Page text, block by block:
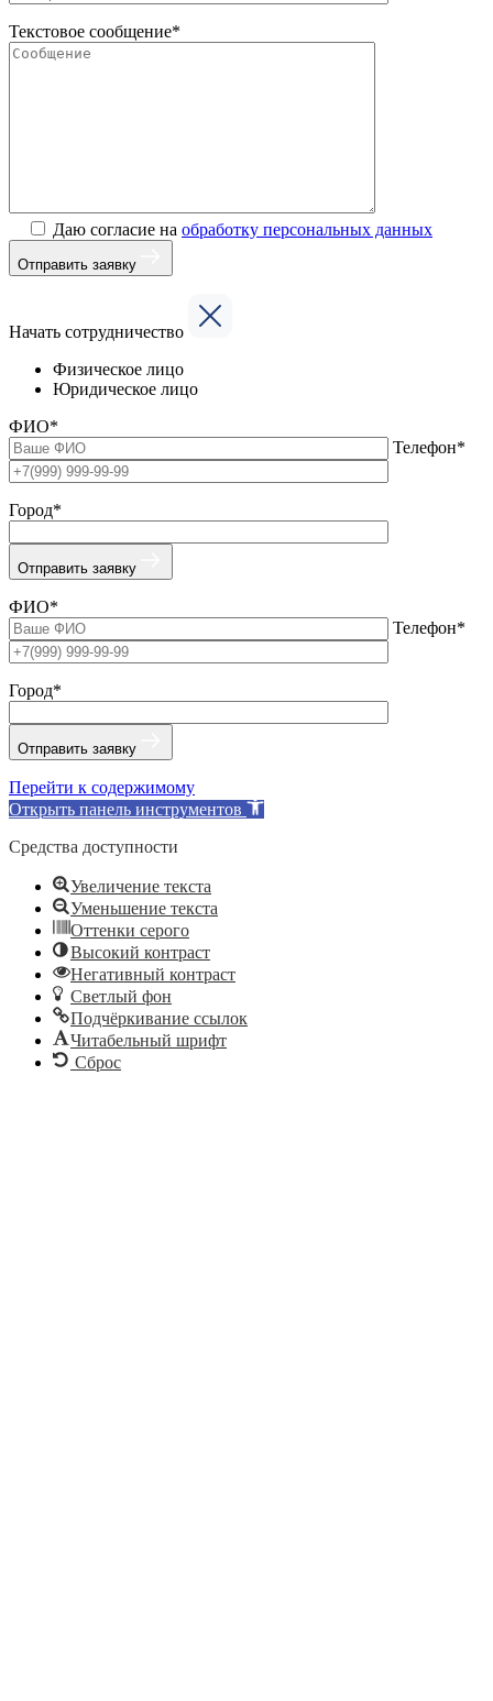
Текстовое сообщение*
Даю согласие на обработку персональных данных
Отправить заявку
Начать сотрудничество
Физическое лицо
Юридическое лицо
ФИО*
Телефон*
Город*
Отправить заявку
ФИО*
Телефон*
Город*
Отправить заявку
Перейти к содержимому
Открыть панель инструментов
Средства доступности
Увеличение текста
Уменьшение текста
Оттенки серого
Высокий контраст
Негативный контраст
Светлый фон
Подчёркивание ссылок
Читабельный шрифт
Сброс